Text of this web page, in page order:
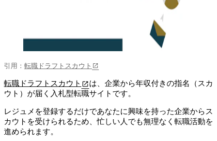
引用： 転職ドラフトスカウト
転職ドラフトスカウト
は、企業から年収付きの指名（スカ
ウト）が届く入札型転職サイトです。
レジュメを登録するだけであなたに興味を持った企業からス
カウトを受けられるため、忙しい人でも無理なく転職活動を
進められます。